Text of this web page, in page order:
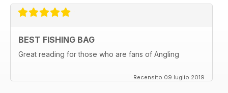
BEST FISHING BAG
Great reading for those who are fans of Angling
Recensito 09 luglio 2019